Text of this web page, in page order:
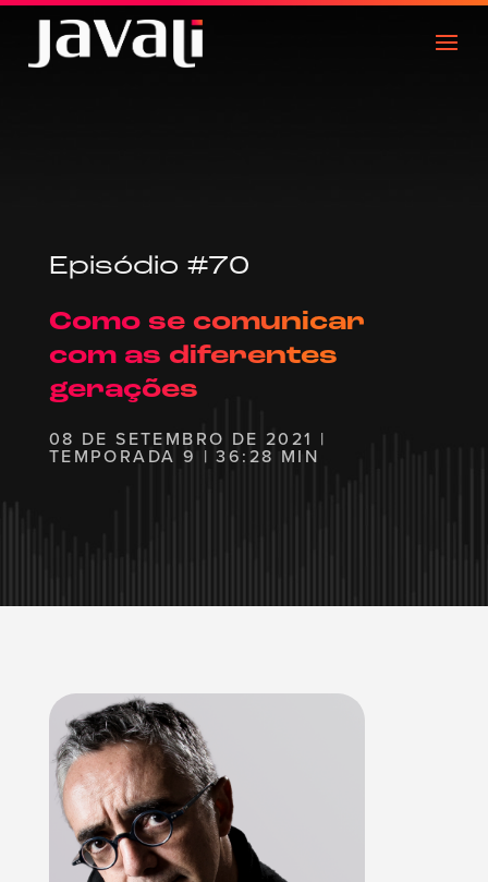
Episódio #70
Como se comunicar
com as diferentes
gerações
08 DE SETEMBRO DE 2021 |
TEMPORADA 9 | 36:28 MIN